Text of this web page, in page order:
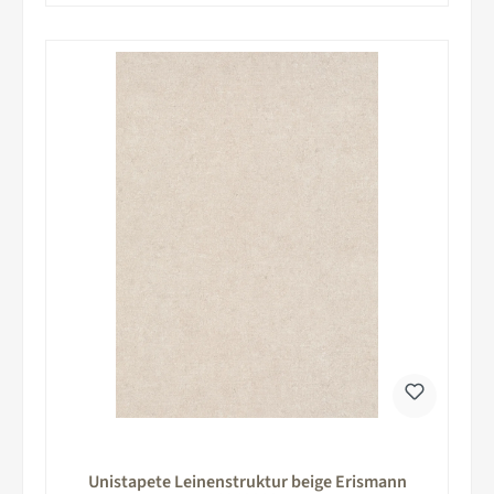
Unistapete Leinenstruktur beige Erismann